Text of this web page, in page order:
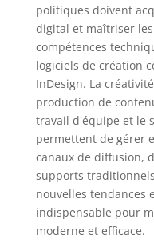
politiques doivent
digital et maîtriser
compétences
logiciels de création
InDesign. La
production de
travail d'équipe et le
permettent de gérer
canaux de diffusion,
supports
nouvelles tendances
indispensable pour
moderne et efficace.